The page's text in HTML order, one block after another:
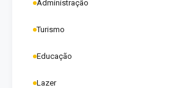
Administração
Turismo
Educação
Lazer